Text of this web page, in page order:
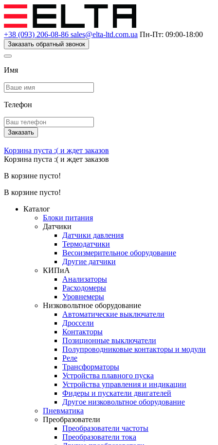
+38 (093) 206-08-86 sales@elta-ltd.com.ua Пн-Пт: 09:00-18:00
Заказать обратный звонок
Имя
Телефон
Заказать
Корзина пуста :( и ждет заказов
Корзина пуста :( и ждет заказов
В корзине пусто!
В корзине пусто!
Каталог
Блоки питания
Датчики
Датчики давления
Термодатчики
Весоизмерительное оборудование
Другие датчики
КИПиА
Анализаторы
Расходомеры
Уровнемеры
Низковольтное оборудование
Автоматические выключатели
Дроссели
Контакторы
Позиционные выключатели
Полупроводниковые контакторы и модули
Реле
Трансформаторы
Устройства плавного пуска
Устройства управления и индикации
Фидеры и пускатели двигателей
Другое низковольтное оборудование
Пневматика
Преобразователи
Преобразователи частоты
Преобразователи тока